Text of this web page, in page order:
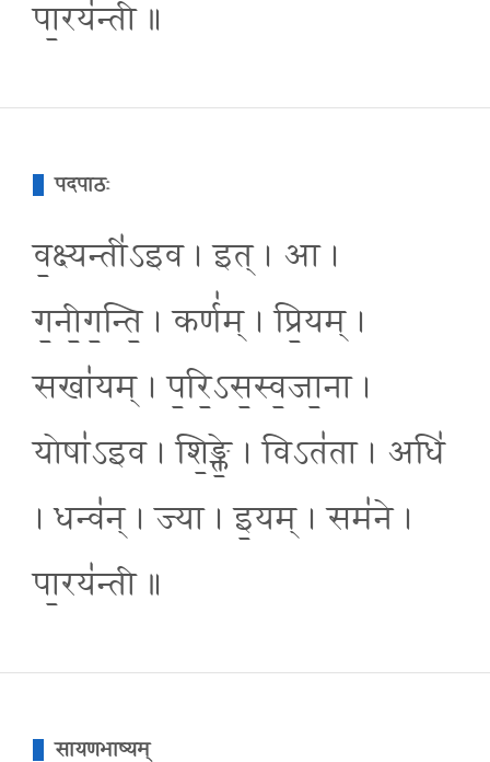
पा॒रय॑न्ती ॥
पदपाठः
व॒क्ष्यन्ती॑ऽइव । इत् । आ ।
ग॒नी॒ग॒न्ति॒ । कर्ण॑म् । प्रि॒यम् ।
सखा॑यम् । प॒रि॒ऽस॒स्व॒जा॒ना ।
योषा॑ऽइव । शि॒ङ्क्ते॒ । विऽत॑ता । अधि॑
। धन्व॑न् । ज्या । इ॒यम् । सम॑ने ।
पा॒रय॑न्ती ॥
सायणभाष्यम्